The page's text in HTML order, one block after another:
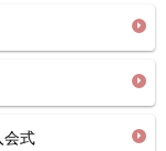
式